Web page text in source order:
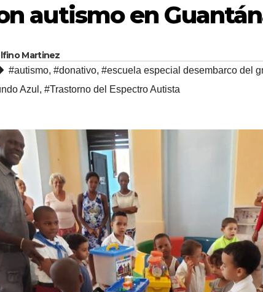
autismo en
Martinez
#autismo, #donativo, #escuela especial desembarco del
Azul , #Trastorno del Espectro Autista